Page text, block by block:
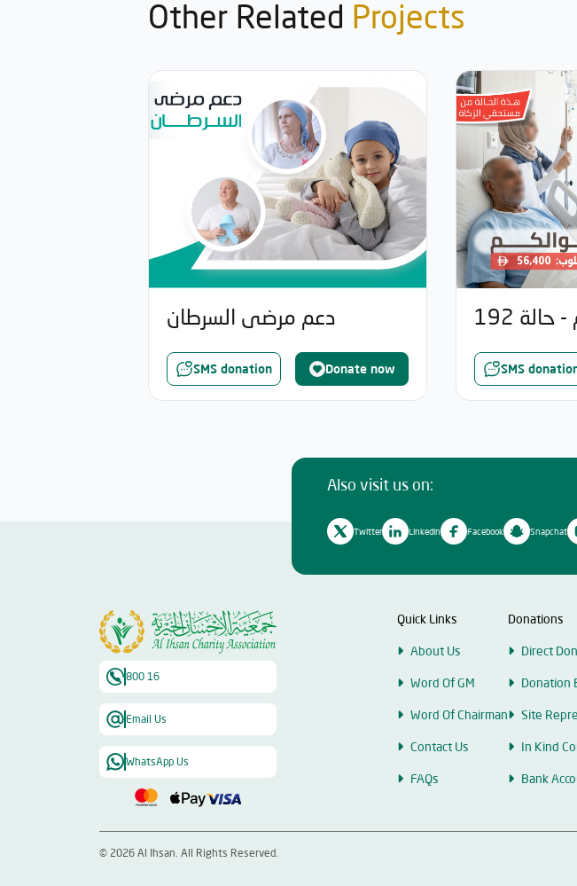
Other Related Projects
دعم مرضى السرطان
SMS donation Donate now
192
SMS
Also visit us on:
Twitter Linkedin Facebook Snapchat
800 16
Email Us
WhatsApp Us
Quick Links
About Us
Word Of GM
Word Of Chairman
Contact Us
FAQs
Donations
Direct
Donation
Site
In Kind
Bank
© 2026 Al Ihsan. All Rights Reserved.